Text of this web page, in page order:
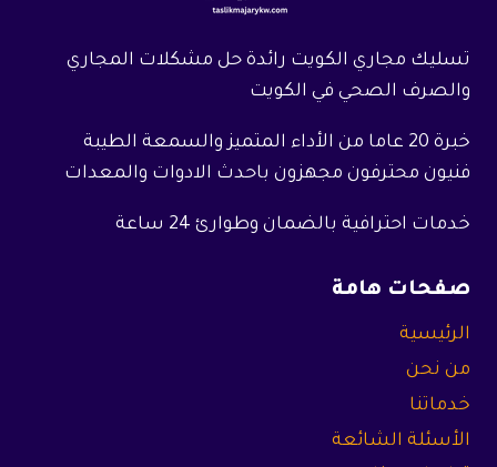
جميع
والانواع
تسليك مجاري الكويت رائدة حل مشكلات المجاري
والصرف الصحي في الكويت
خبرة 20 عاما من الأداء المتميز والسمعة الطيبة
فنيون محترفون مجهزون باحدث الادوات والمعدات
خدمات احترافية بالضمان وطوارئ 24 ساعة
صفحات هامة
الرئيسية
من نحن
خدماتنا
الأسئلة الشائعة